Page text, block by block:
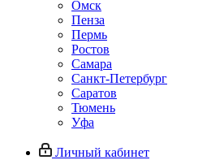
Омск
Пенза
Пермь
Ростов
Самара
Санкт-Петербург
Саратов
Тюмень
Уфа
Личный кабинет